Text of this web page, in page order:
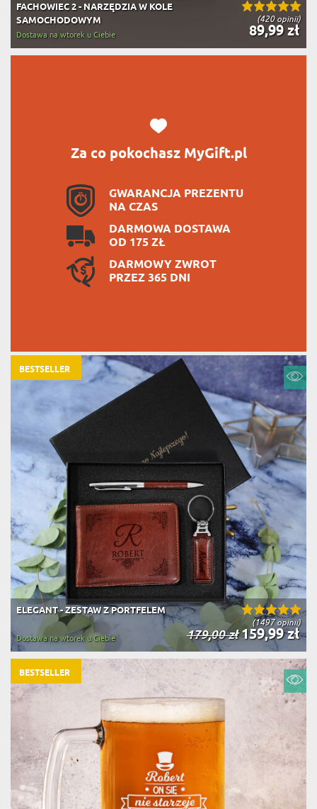
(420 opinii)
FACHOWIEC 2 - NARZĘDZIA W KOLE
SAMOCHODOWYM
89,99 zł
Dostawa na wtorek u Ciebie
Za co pokochasz MyGift.pl
GWARANCJA PREZENTU
NA CZAS
DARMOWA DOSTAWA
OD 175 ZŁ
DARMOWY ZWROT
PRZEZ 365 DNI
(1497 opinii)
ELEGANT - ZESTAW Z PORTFELEM
179,00 zł159,99 zł
Dostawa na wtorek u Ciebie
BESTSELLER
BESTSELLER